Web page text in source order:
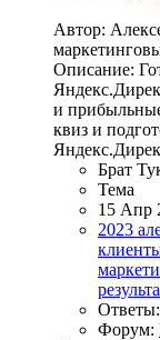
Автор:
Описание:
и
квиз и
Брат
Тема
15 Апр
2023
Форум: